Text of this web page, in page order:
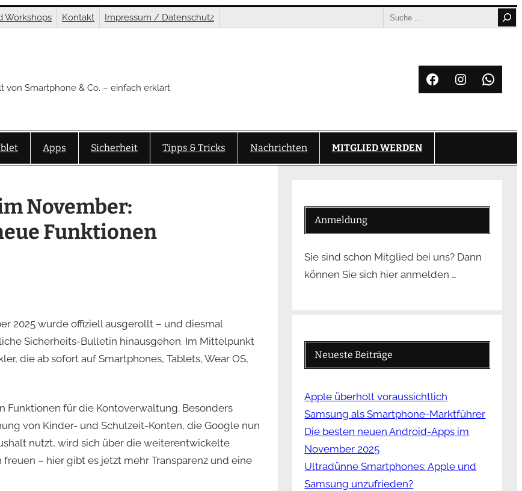
Workshops Kontakt Impressum / Datenschutz Search
von Smartphone & Co. – einfach erklärt
Facebook
Instagram
Apps Sicherheit Tipps & Tricks Nachrichten MITGLIED WERDEN
November:
Funktionen
2025 wurde offiziell ausgerollt – und diesmal
Sicherheits-Bulletin hinausgehen. Im Mittelpunkt
die ab sofort auf Smartphones, Tablets, Wear OS,
für die Kontoverwaltung. Besonders
von Kinder- und Schulzeit-Konten, die Google nun
nutzt, wird sich über die weiterentwickelte
– hier gibt es jetzt mehr Transparenz und eine
Anmeldung
Sie sind schon Mitglied bei uns? Dann
können Sie sich hier anmelden …
Neueste Beiträge
Apple überholt voraussichtlich
Samsung als Smartphone-Marktführer
Die besten neuen Android-Apps im
November 2025
Ultradünne Smartphones: Apple und
Samsung unzufrieden?